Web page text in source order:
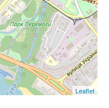
Leaflet